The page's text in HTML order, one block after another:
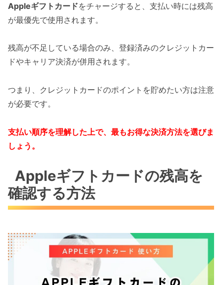
Appleギフトカードをチャージすると、支払い時には残高
が最優先で使用されます。
残高が不足している場合のみ、登録済みのクレジットカー
ドやキャリア決済が併用されます。
つまり、クレジットカードのポイントを貯めたい方は注意
が必要です。
支払い順序を理解した上で、最もお得な決済方法を選びま
しょう。
Appleギフトカードの残高を
確認する方法